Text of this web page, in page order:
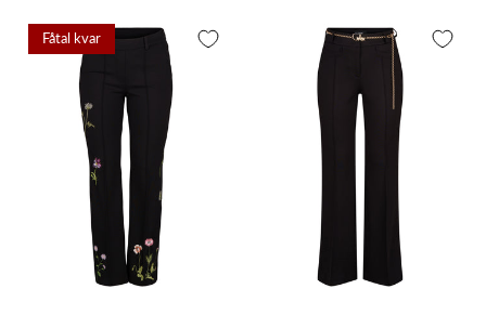
Fåtal kvar